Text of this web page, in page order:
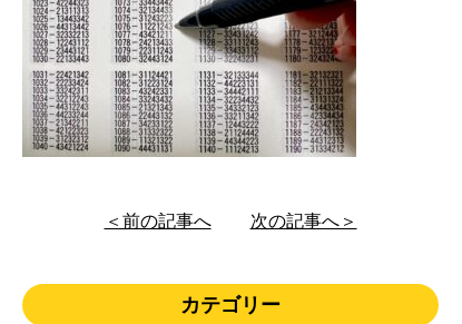
＜前の記事へ 次の記事へ＞
カテゴリー